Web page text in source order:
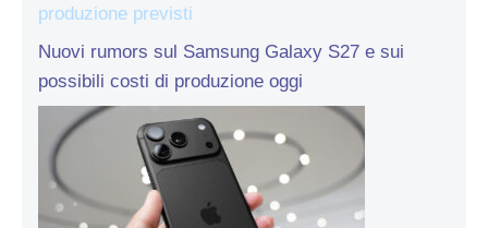
produzione previsti
Nuovi rumors sul Samsung Galaxy S27 e sui
possibili costi di produzione oggi